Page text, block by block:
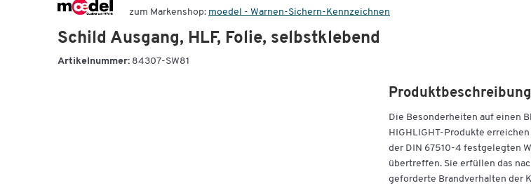
zum Markenshop: moedel - Warnen-Sichern-Kennzeichnen
Schild Ausgang, HLF, Folie, selbstklebend
Artikelnummer: 84307-SW81
Produktbeschreibung
Die Besonderheiten auf einen
HIGHLIGHT-Produkte
der DIN 67510-4 festgelegten
übertreffen. Sie erfüllen das
geforderte Brandverhalten der